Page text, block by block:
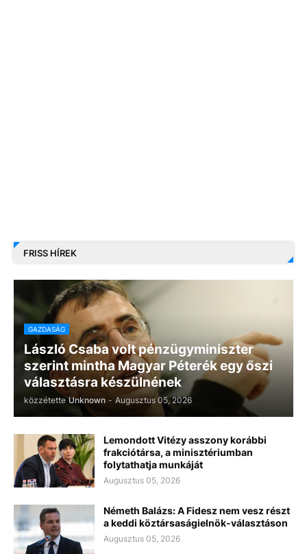
FRISS HÍREK
GAZDASÁG
László Csaba volt pénzügyminiszter
szerint mintha Magyar Péterék egy őszi
választásra készülnének
közzétette Unknown - Augusztus 05, 2026
Lemondott Vitézy asszony korábbi
frakciótársa, a minisztériumban
folytathatja munkáját
Augusztus 05, 2026
Németh Balázs: A Fidesz nem vesz részt
a keddi köztársaságielnök-választáson
Augusztus 05, 2026